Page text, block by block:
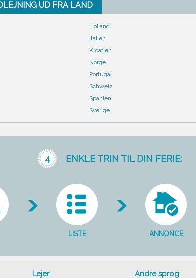
UD FRA LAND
Holland
Italien
Kroatien
Norge
Portugal
Schweiz
Spanien
Sverige
4 ENKLE TRIN TIL DIN FERIE:
LISTE ANNONCE
Lejer Andre sprog